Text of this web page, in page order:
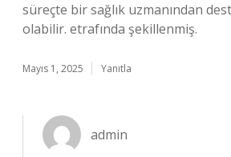
süreçte bir sağlık uzmanından
olabilir. etrafında şekillenmiş.
Mayıs 1, 2025 Yanıtla
admin